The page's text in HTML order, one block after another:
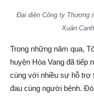
Đại diện Công ty Thương
Xuân
Trong những năm qua,
huyện Hòa Vang đã tiếp
cùng với nhiều sự hỗ trợ
đau cùng người bệnh.